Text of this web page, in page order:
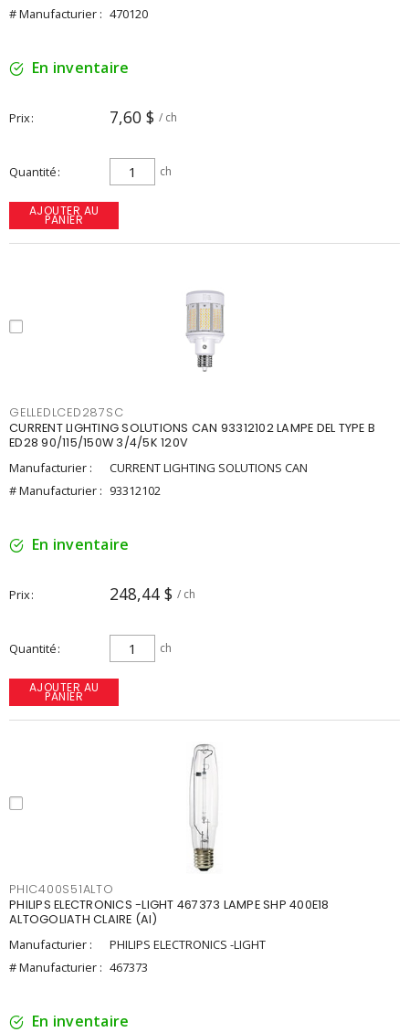
# Manufacturier : 470120
En inventaire
Prix 7,60 $ / ch
Quantité ch
AJOUTER AU
PANIER
GELLEDLCED287SC
CURRENT LIGHTING SOLUTIONS CAN 93312102 LAMPE DEL TYPE B
ED28 90/115/150W 3/4/5K 120V
Manufacturier :
CURRENT LIGHTING SOLUTIONS CAN
# Manufacturier : 93312102
En inventaire
Prix 248,44 $ / ch
Quantité ch
AJOUTER AU
PANIER
PHIC400S51ALTO
PHILIPS ELECTRONICS -LIGHT 467373 LAMPE SHP 400E18
ALTOGOLIATH CLAIRE (AI)
Manufacturier :
PHILIPS ELECTRONICS -LIGHT
# Manufacturier : 467373
En inventaire